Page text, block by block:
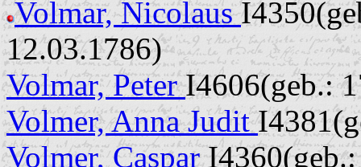
Volmar, Nicolaus
12.03.1786)
Volmar, PeterI4606(geb.:
Volmer, Anna Judit
Volmer, Caspar